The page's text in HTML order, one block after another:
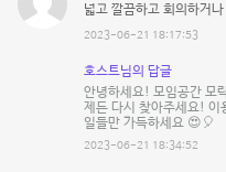
넓고 깔끔하고 회의하거
2023-06-21 18:17:53
호스트님의 답글
안녕하세요! 모임공간 모
제든 다시 찾아주세요! 이
일들만 가득하세요 😍🎈
2023-06-21 18:34:52